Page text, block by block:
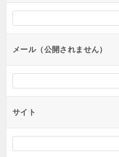
シ
ンメール（公開されません）
サイト